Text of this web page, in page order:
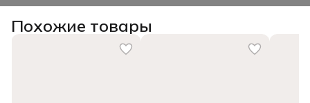
Похожие товары